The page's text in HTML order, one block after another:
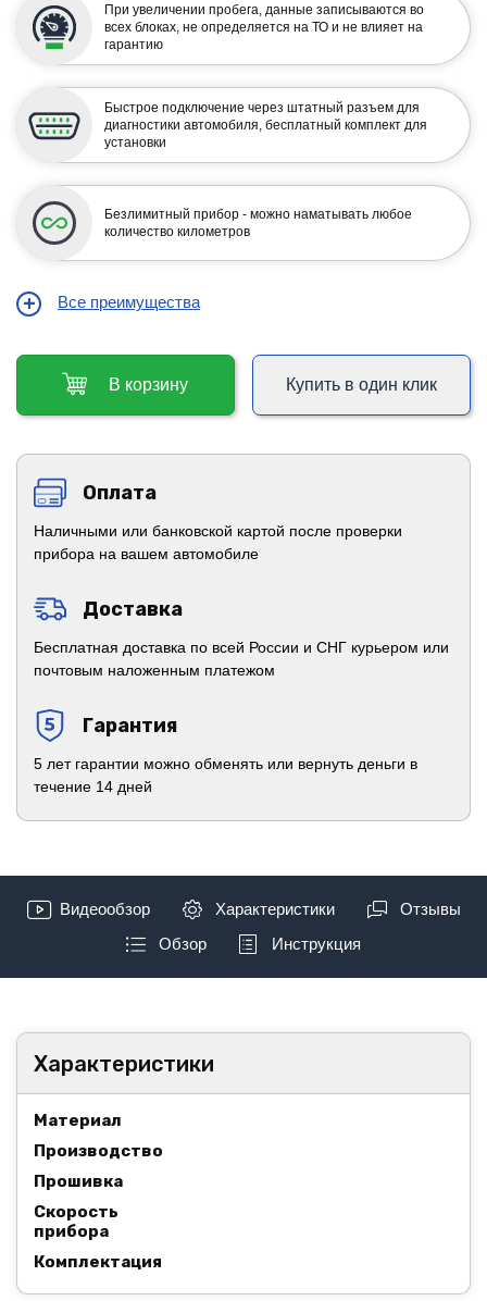
При увеличении пробега, данные записываются во
всех блоках, не определяется на ТО и не влияет на
гарантию
Быстрое подключение через штатный разъем для
диагностики автомобиля, бесплатный комплект для
установки
Безлимитный прибор - можно наматывать любое
количество километров
Все преимущества
В корзину Купить в один клик
Оплата
Наличными или банковской картой после проверки
прибора на вашем автомобиле
Доставка
Бесплатная доставка по всей России и СНГ курьером или
почтовым наложенным платежом
Гарантия
5 лет гарантии можно обменять или вернуть деньги в
течение 14 дней
Видеообзор Характеристики
Отзывы
Обзор
Инструкция
Характеристики
Материал
Производство
Прошивка
Скорость
прибора
Комплектация